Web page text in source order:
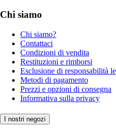
Chi siamo
Chi siamo?
Contattaci
Condizioni di vendita
Restituzioni e rimborsi
Esclusione di responsabilità
Metodi di pagamento
Prezzi e opzioni di consegna
Informativa sulla privacy
I nostri negozi